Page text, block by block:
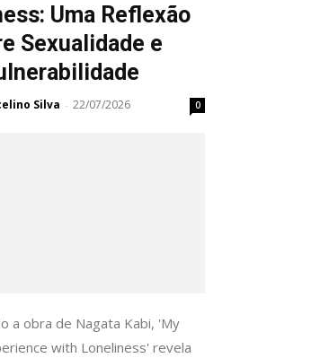
Uma Reflexão
Sexualidade e
Silva - 22/07/2026 0
a obra de Nagata Kabi, 'My
with Loneliness' revela